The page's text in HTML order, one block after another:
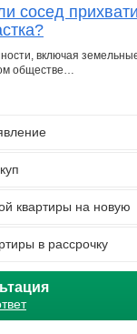
сосед
включая
обществе…
квартиры на новую
в рассрочку